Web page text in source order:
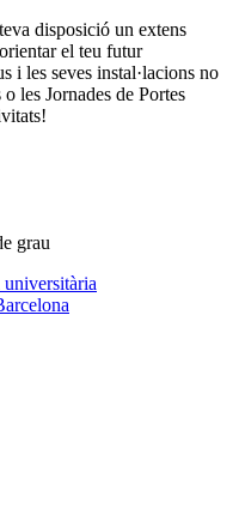
disposició un extens
el teu futur
i les seves instal·lacions no
les Jornades de Portes
grau